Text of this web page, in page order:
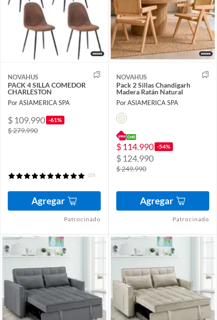
NOVAHUS
PACK 4 SILLA COMEDOR
CHARLESTON
Por ASIAMERICA SPA
$ 109.990 -61%
$ 279.990
(23)
Agregar
Patrocinado
NOVAHUS
Pack 2 Sillas Chandigarh
Madera Ratán Natural
Por ASIAMERICA SPA
$ 114.990 -54%
$ 124.990
$ 249.990
Agregar
Patrocinado